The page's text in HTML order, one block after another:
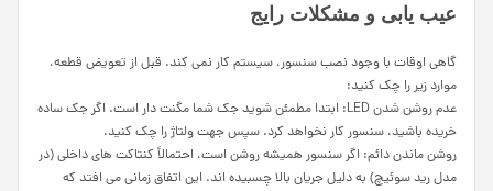
عیب یابی و مشکلات رایج
گاهی اوقات با وجود نصب سنسور، سیستم کار نمی کند. قبل از تعویض قطعه،
موارد زیر را چک کنید:
عدم روشن شدن LED: ابتدا مطمئن شوید جک شما مگنت دار است. اگر جک ساده
خریده باشید، سنسور کار نخواهد کرد. سپس جهت ولتاژ را چک کنید.
روشن ماندن دائم: اگر سنسور همیشه روشن است، احتمالاً کنتاکت های داخلی (در
مدل رید سوئیچ) به دلیل جریان بالا چسبیده اند. این اتفاق زمانی می افتد که